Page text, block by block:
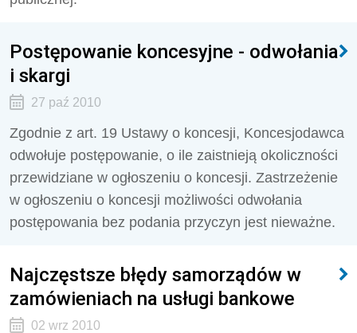
Postępowanie koncesyjne - odwołania
i skargi
27 paź 2010
Zgodnie z art. 19 Ustawy o koncesji, Koncesjodawca
odwołuje postępowanie, o ile zaistnieją okoliczności
przewidziane w ogłoszeniu o koncesji. Zastrzeżenie
w ogłoszeniu o koncesji możliwości odwołania
postępowania bez podania przyczyn jest nieważne.
Najczęstsze błędy samorządów w
zamówieniach na usługi bankowe
02 wrz 2010